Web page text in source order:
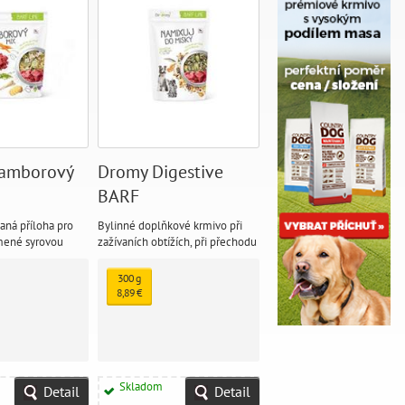
příloha pro
syrovou
Detail
Dromy Digestive
BARF
Bylinné doplňkové krmivo při
zažívaních obtížích, při přechodu
300 g
8,89 €
Skladom Detail